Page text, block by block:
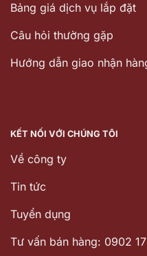
Bảng giá dịch vụ lắp đặt
Câu hỏi thường gặp
Hướng dẫn giao nhận
KẾT NỐI VỚI CHÚNG TÔI
Về công ty
Tin tức
Tuyển dụng
Tư vấn bán hàng: 0902